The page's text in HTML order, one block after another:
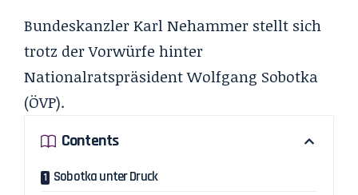
Bundeskanzler Karl Nehammer stellt sich
trotz der Vorwürfe hinter
Nationalratspräsident Wolfgang Sobotka
(ÖVP).
Contents
Sobotka unter Druck